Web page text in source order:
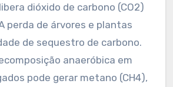
dióxido de carbono (CO2)
perda de árvores e plantas
de sequestro de carbono.
anaeróbica em
pode gerar metano (CH4),